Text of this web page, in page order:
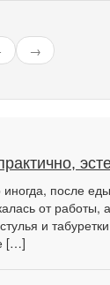
→
после
от
и
[…]